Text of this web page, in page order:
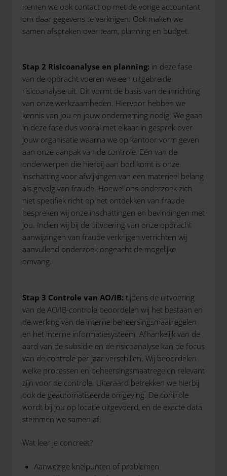
nemen we ook contact op met de vorige accountant
om daar gegevens te verkrijgen. Ook maken we
samen afspraken over team, planning en budget
Stap 2 Risicoanalyse en planning: in deze fase
van de opdracht voeren we een uitgebreide
risicoanalyse uit. Dit vormt de basis van de inrichting
van onze werkzaamheden. Hiervoor hebben we
kennis van jou en jouw onderneming nodig. We gaan
in deze fase dus vooral met elkaar in gesprek over
jouw organisatie waarna we op kantoor vorm geven
aan onze aanpak van de controle. Eén van de
onderwerpen die hierbij aan bod komt is onze
inschatting voor afwijkingen van een materieel belang
als gevolg van fraude. Hoewel ons onderzoek zich
niet specifiek richt op het ontdekken van fraude
bespreken wij onze inschattingen en bevindingen met
jou. Indien wij bij de uitvoering van onze opdracht
aanwijzingen van fraude verkrijgen verrichten wij
aanvullend onderzoek ongeacht de mogelijke
omvang.
Stap 3 Controle van AO/IB: tijdens de uitvoering
van de AO/IB-controle beoordelen wij het bestaan en
de werking van de interne beheersingsmaatregelen
en het interne informatiesysteem. Afhankelijk van de
aard van de subsidie en de risicoanalyse kan de focus
van de controle per jaar verschillen. Wij beoordelen
welke processen en beheersingsmaatregelen relevant
zijn voor de controle. Uiteraard betrekken we hierbij
ook de geautomatiseerde omgeving. De controle
wordt bij jou op locatie uitgevoerd, en de exacte data
stemmen we samen af.
Wat leer je concreet?
Aanwezige knelpunten of problemen